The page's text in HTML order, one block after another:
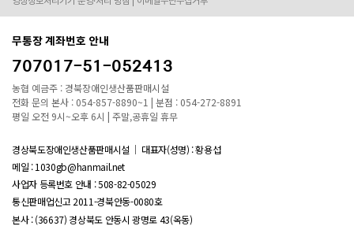
무통장 계좌번호 안내
707017-51-052413
농협 예금주 : 경북장애인생산품판매시설
전화 문의 본사 : 054-857-8890~1 | 분점 : 054-272-8891
평일 오전 9시~오후 6시 | 주말,공휴일 휴무
경상북도장애인생산품판매시설
대표자(성명) : 황용섭
메일 : 1030gb@hanmail.net
사업자 등록번호 안내 :508-82-05029
통신판매업신고 2011-경북안동-0080호
본사 : (36637) 경상북도 안동시 광명로 43(옥동)